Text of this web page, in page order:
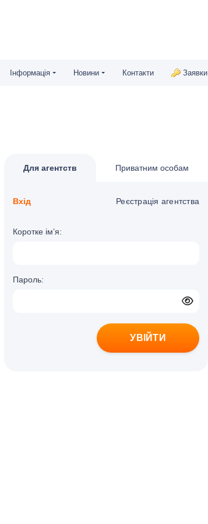
Інформація Новини Контакти Заявки
Для агентств Приватним особам
Вхід Реєстрація агентства
Коротке ім’я:
Пароль:
УВІЙТИ